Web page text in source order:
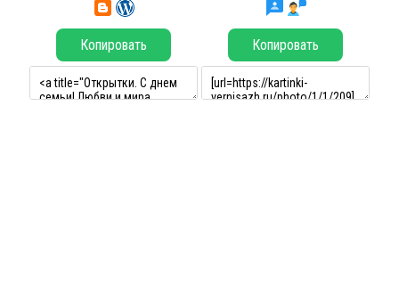
Копировать Копировать